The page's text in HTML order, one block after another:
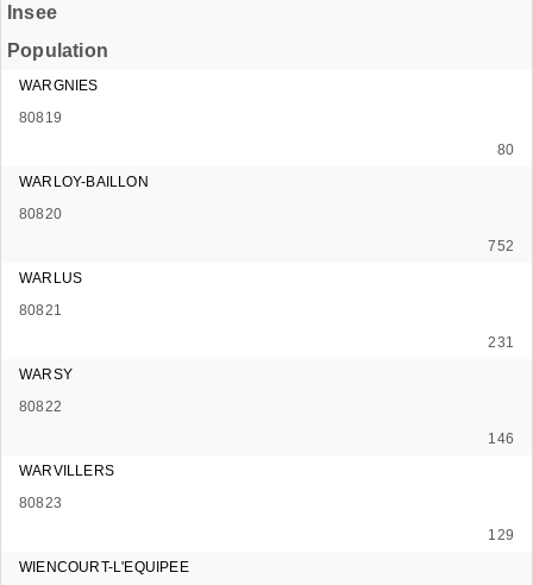
Insee
Population
WARGNIES
80819
80
WARLOY-BAILLON
80820
752
WARLUS
80821
231
WARSY
80822
146
WARVILLERS
80823
129
WIENCOURT-L'EQUIPEE